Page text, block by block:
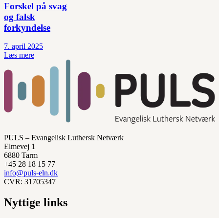
Forskel på svag
og falsk
forkyndelse
7. april 2025
Læs mere
PULS – Evangelisk Luthersk Netværk
Elmevej 1
6880 Tarm
+45 28 18 15 77
info@puls-eln.dk
CVR: 31705347
Nyttige links